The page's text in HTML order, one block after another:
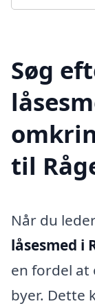
Søg
til
Når du
låsesmed i
en fordel
byer. Dette